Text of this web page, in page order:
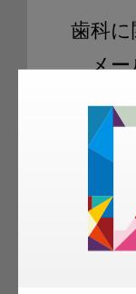
歯科に
メー
ご登録い
科衛生士
容のメー